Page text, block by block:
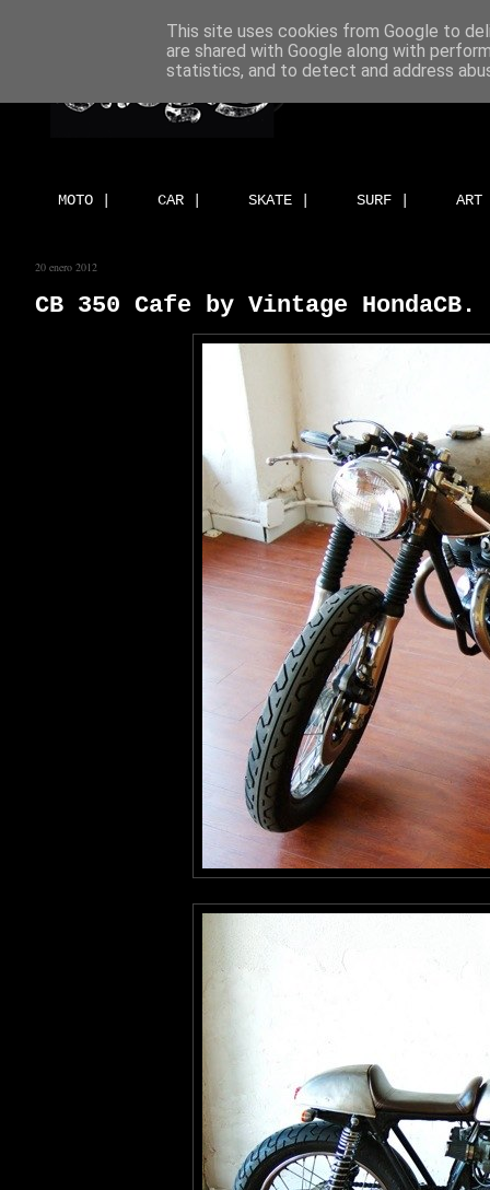
MOTO | CAR | SKATE | SURF |
20 enero 2012
CB 350 Cafe by Vintage HondaCB.
This site uses cookies from Google to
are shared with Google along with
statistics, and to detect and address